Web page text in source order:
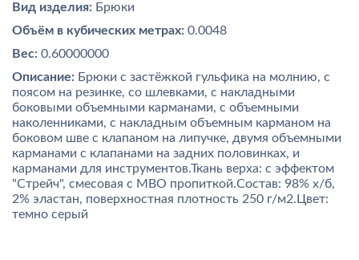
Вид изделия: Брюки
Объём в кубических метрах: 0.0048
Вес: 0.60000000
Описание: Брюки с застёжкой гульфика на молнию, с
поясом на резинке, со шлевками, с накладными
боковыми объемными карманами, с объемными
наколенниками, с накладным объемным карманом на
боковом шве с клапаном на липучке, двумя объемными
карманами с клапанами на задних половинках, и
карманами для инструментов.Ткань верха: с эффектом
"Стрейч", смесовая с МВО пропиткой.Состав: 98% х/б,
2% эластан, поверхностная плотность 250 г/м2.Цвет:
темно серый